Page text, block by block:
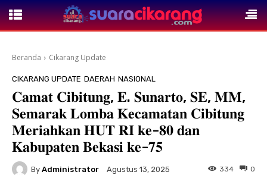
Beranda Cikarang Update
CIKARANG UPDATE DAERAH NASIONAL
‎𝐂𝐚𝐦𝐚𝐭 𝐂𝐢𝐛𝐢𝐭𝐮𝐧𝐠, 𝐄. 𝐒𝐮𝐧𝐚𝐫𝐭𝐨, 𝐒𝐄, 𝐌𝐌,
𝐒𝐞𝐦𝐚𝐫𝐚𝐤 𝐋𝐨𝐦𝐛𝐚 𝐊𝐞𝐜𝐚𝐦𝐚𝐭𝐚𝐧 𝐂𝐢𝐛𝐢𝐭𝐮𝐧𝐠
𝐌𝐞𝐫𝐢𝐚𝐡𝐤𝐚𝐧 𝐇𝐔𝐓 𝐑𝐈 𝐤𝐞-𝟖𝟎 𝐝𝐚𝐧
𝐊𝐚𝐛𝐮𝐩𝐚𝐭𝐞𝐧 𝐁𝐞𝐤𝐚𝐬𝐢 𝐤𝐞-𝟕𝟓 ‎
By Administrator Agustus 13, 2025 0
334